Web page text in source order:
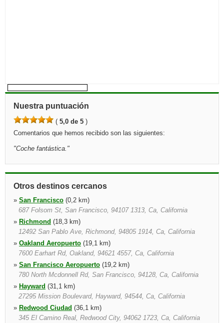
Nuestra puntuación
( 5,0 de 5 )
Comentarios que hemos recibido son las siguientes:
"Coche fantástica. "
Otros destinos cercanos
» San Francisco (0,2 km)
687 Folsom St, San Francisco, 94107 1313, Ca, California
» Richmond (18,3 km)
12492 San Pablo Ave, Richmond, 94805 1914, Ca, California
» Oakland Aeropuerto (19,1 km)
7600 Earhart Rd, Oakland, 94621 4557, Ca, California
» San Francisco Aeropuerto (19,2 km)
780 North Mcdonnell Rd, San Francisco, 94128, Ca, California
» Hayward (31,1 km)
27295 Mission Boulevard, Hayward, 94544, Ca, California
» Redwood Ciudad (36,1 km)
345 El Camino Real, Redwood City, 94062 1723, Ca, California